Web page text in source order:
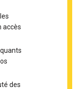
accès
des